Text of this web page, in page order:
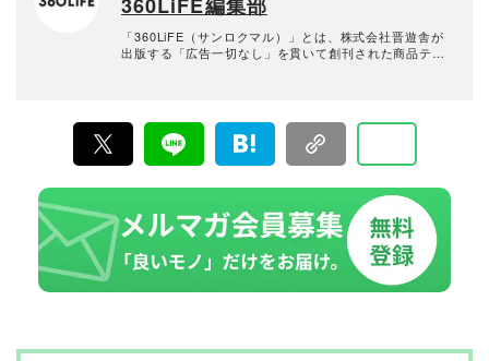
「360LiFE（サンロクマル）」とは、株式会社晋遊舎が
出版する「広告一切なし」を貫いて創刊された商品テス
品、コスメに至るまで、多岐にわたるジャンルで本物の
商品テストを重ね“失敗しないお買い物”を全力でサポー
ト。編集長・加藤剛敏を中心に、11名以上の編集体制で